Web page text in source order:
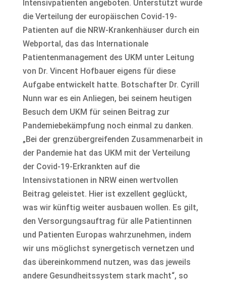
Intensivpatienten angeboten. Unterstützt wurde
die Verteilung der europäischen Covid-19-
Patienten auf die NRW-Krankenhäuser durch ein
Webportal, das das Internationale
Patientenmanagement des UKM unter Leitung
von Dr. Vincent Hofbauer eigens für diese
Aufgabe entwickelt hatte. Botschafter Dr. Cyrill
Nunn war es ein Anliegen, bei seinem heutigen
Besuch dem UKM für seinen Beitrag zur
Pandemiebekämpfung noch einmal zu danken.
„Bei der grenzübergreifenden Zusammenarbeit in
der Pandemie hat das UKM mit der Verteilung
der Covid-19-Erkrankten auf die
Intensivstationen in NRW einen wertvollen
Beitrag geleistet. Hier ist exzellent geglückt,
was wir künftig weiter ausbauen wollen. Es gilt,
den Versorgungsauftrag für alle Patientinnen
und Patienten Europas wahrzunehmen, indem
wir uns möglichst synergetisch vernetzen und
das übereinkommend nutzen, was das jeweils
andere Gesundheitssystem stark macht“, so